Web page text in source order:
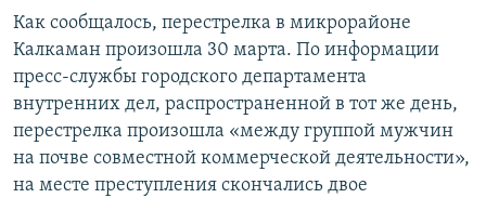
Как сообщалось, перестрелка в микрорайоне
Калкаман произошла 30 марта. По информации
пресс-службы городского департамента
внутренних дел, распространенной в тот же день,
перестрелка произошла «между группой мужчин
на почве совместной коммерческой деятельности»,
на месте преступления скончались двое